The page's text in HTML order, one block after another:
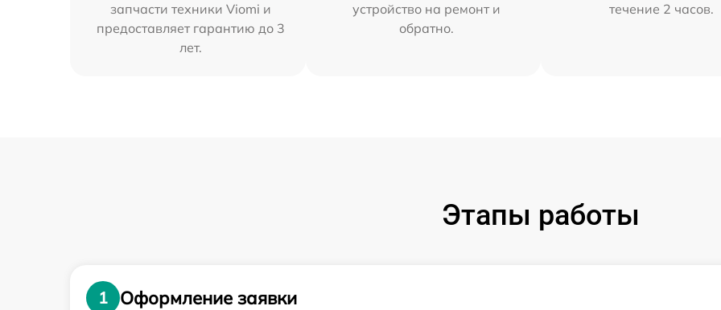
запчасти техники Viomi и
предоставляет гарантию до 3
лет.
устройство на ремонт и
обратно.
течение 2 часов.
Этапы работы
1
Оформление заявки